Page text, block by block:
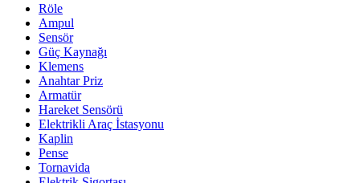
Röle
Ampul
Sensör
Güç Kaynağı
Klemens
Anahtar Priz
Armatür
Hareket Sensörü
Elektrikli Araç İstasyonu
Kaplin
Pense
Tornavida